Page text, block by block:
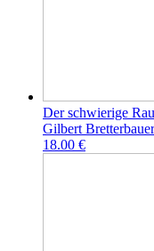
Der schwierige
Gilbert Bretterbauer
18.00 €